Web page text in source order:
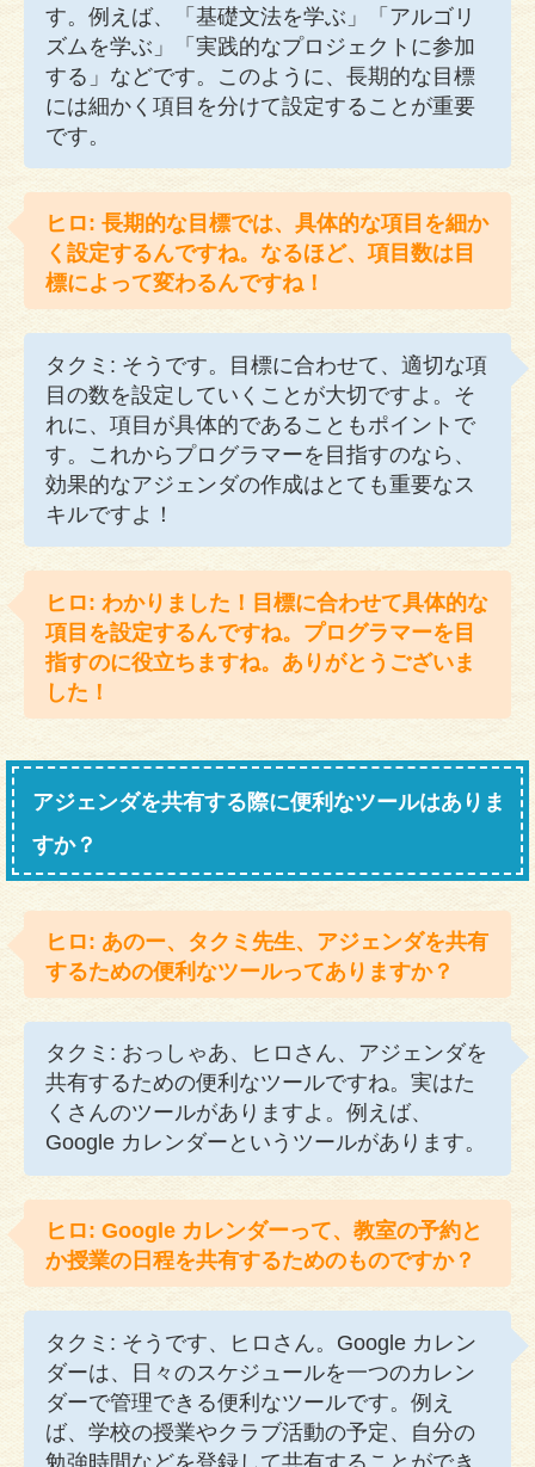
す。例えば、「基礎文法を学ぶ」「アルゴリ
ズムを学ぶ」「実践的なプロジェクトに参加
する」などです。このように、長期的な目標
には細かく項目を分けて設定することが重要
です。
ヒロ: 長期的な目標では、具体的な項目を細か
く設定するんですね。なるほど、項目数は目
標によって変わるんですね！
タクミ: そうです。目標に合わせて、適切な項
目の数を設定していくことが大切ですよ。そ
れに、項目が具体的であることもポイントで
す。これからプログラマーを目指すのなら、
効果的なアジェンダの作成はとても重要なス
キルですよ！
ヒロ: わかりました！目標に合わせて具体的な
項目を設定するんですね。プログラマーを目
指すのに役立ちますね。ありがとうございま
した！
アジェンダを共有する際に便利なツールはありま
すか？
ヒロ: あのー、タクミ先生、アジェンダを共有
するための便利なツールってありますか？
タクミ: おっしゃあ、ヒロさん、アジェンダを
共有するための便利なツールですね。実はた
くさんのツールがありますよ。例えば、
Google カレンダーというツールがあります。
ヒロ: Google カレンダーって、教室の予約と
か授業の日程を共有するためのものですか？
タクミ: そうです、ヒロさん。Google カレン
ダーは、日々のスケジュールを一つのカレン
ダーで管理できる便利なツールです。例え
ば、学校の授業やクラブ活動の予定、自分の
勉強時間などを登録して共有することができ